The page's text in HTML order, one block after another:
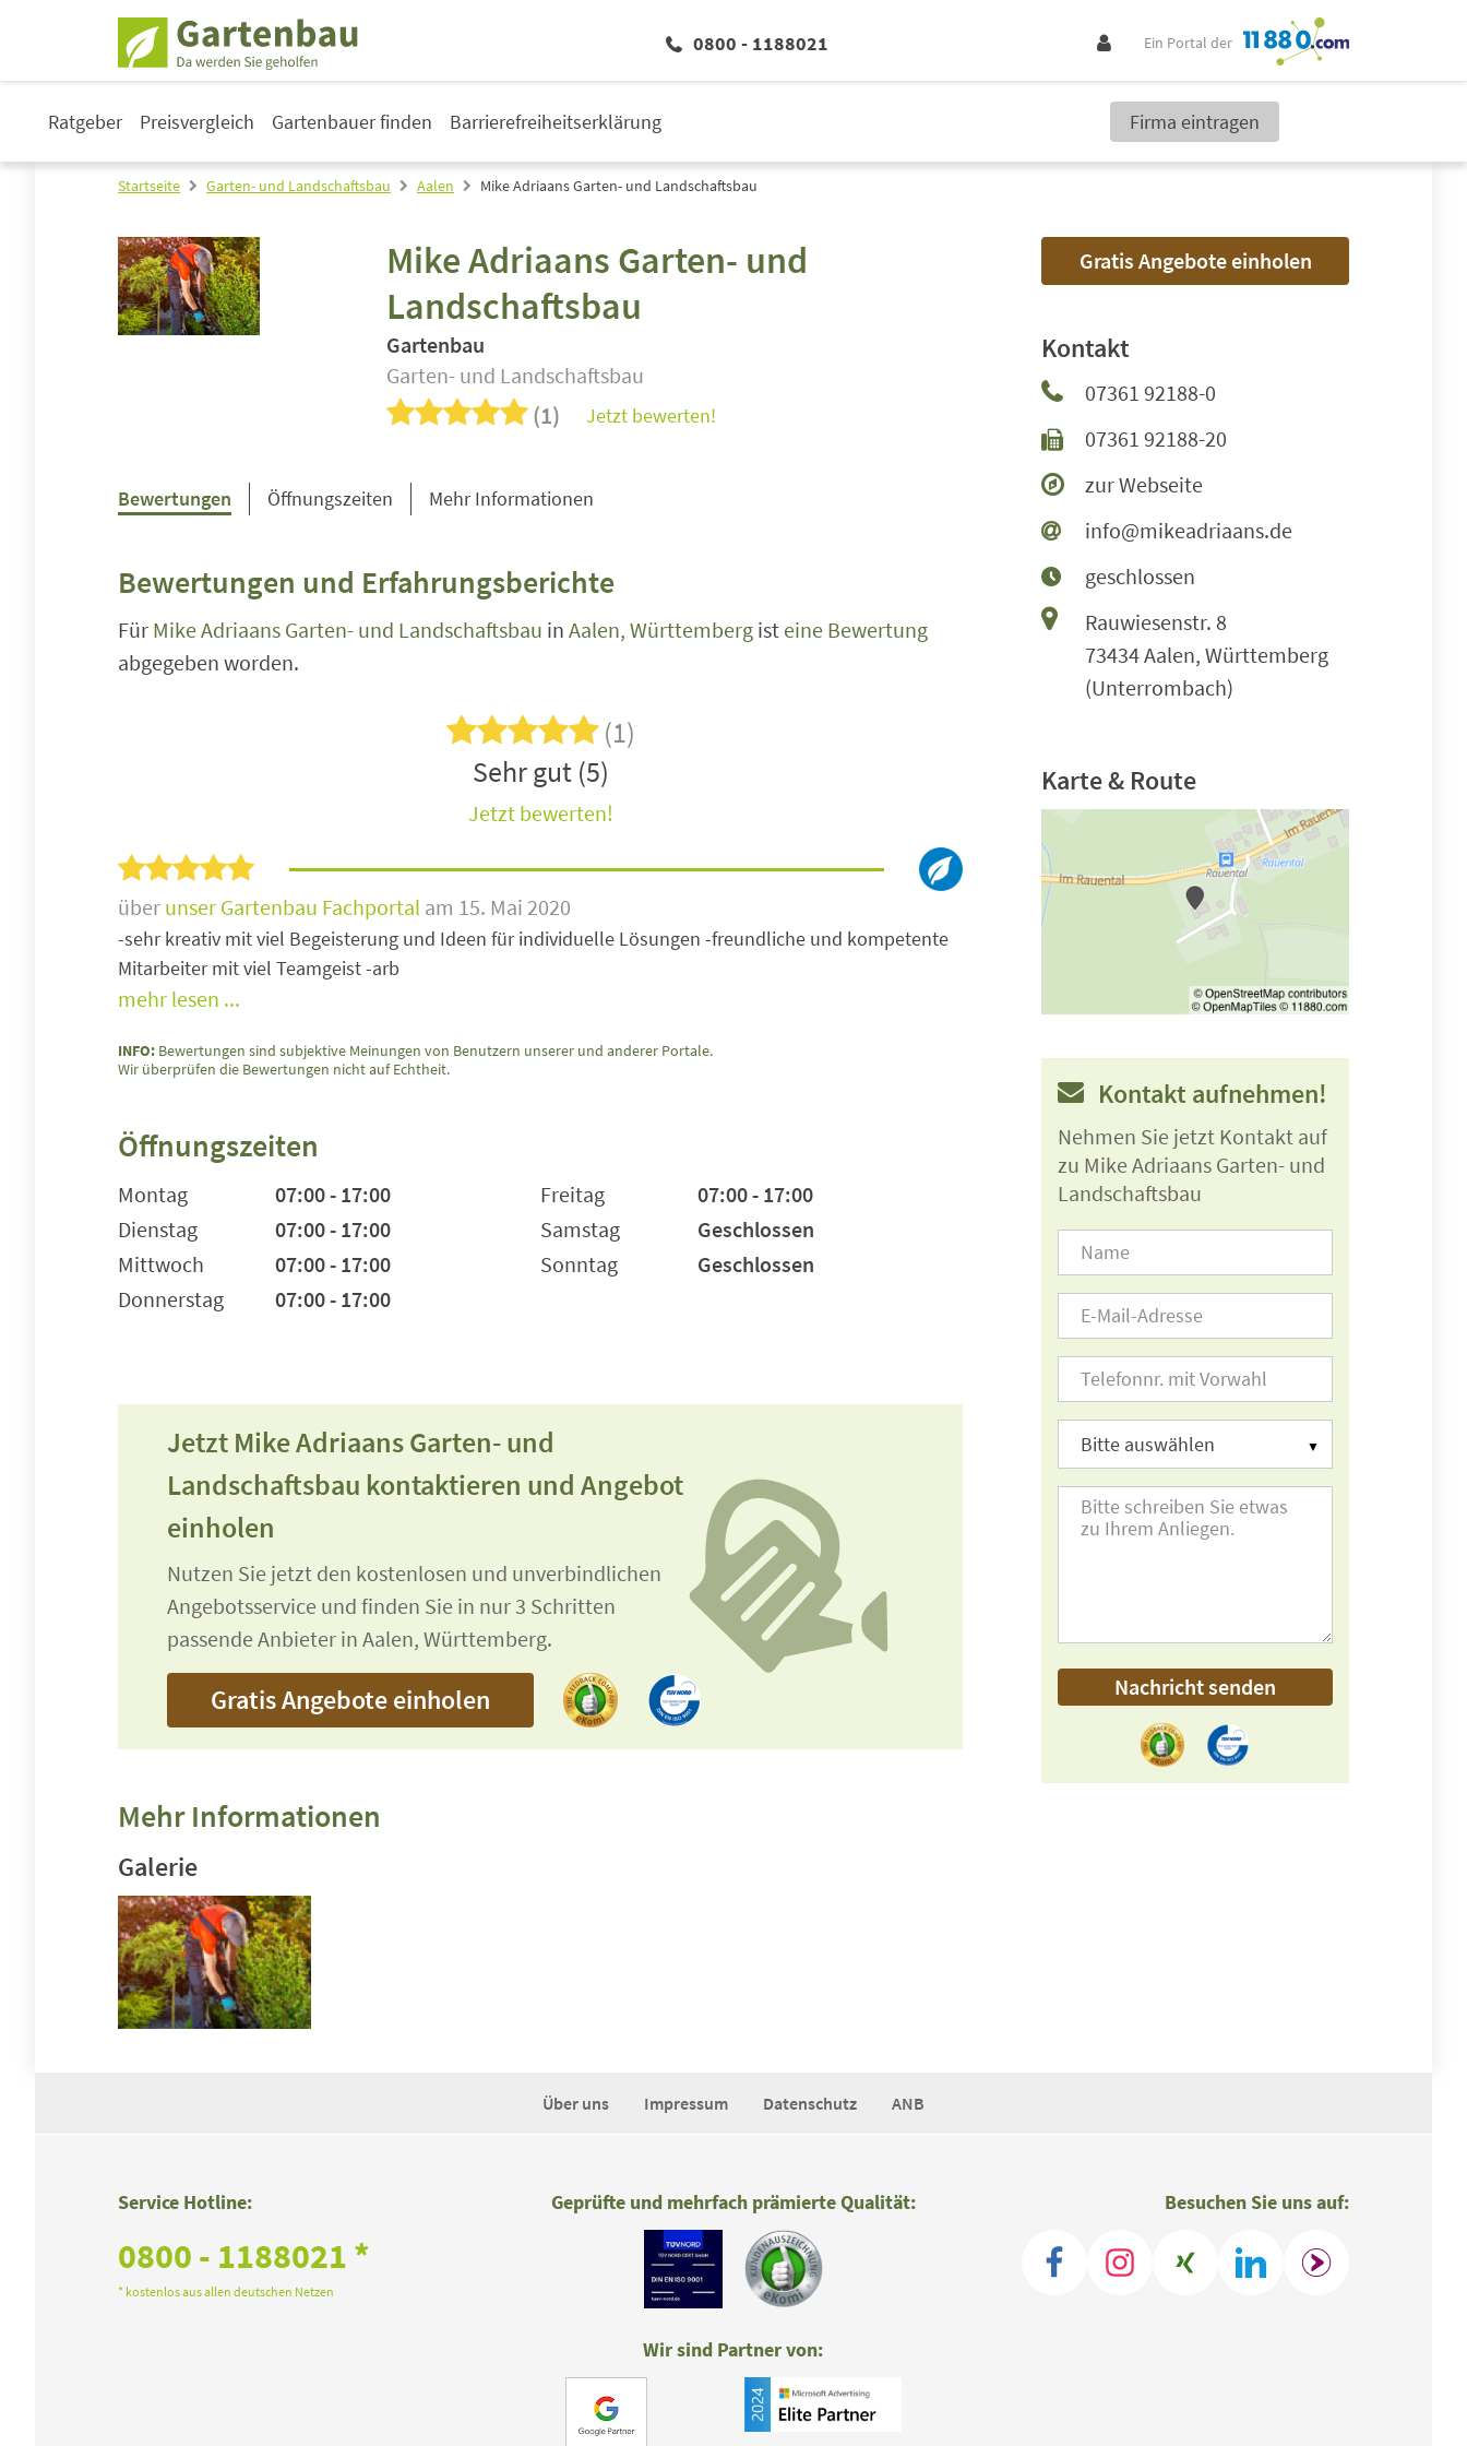
0800 - 1188021 Ein Portal der
Ratgeber Preisvergleich Gartenbauer finden Barrierefreiheitserklärung Firma eintragen
Startseite Garten- und Landschaftsbau Aalen Mike Adriaans Garten- und Landschaftsbau
Mike Adriaans Garten- und
Landschaftsbau
Gartenbau
Garten- und Landschaftsbau
(1) Jetzt bewerten!
Bewertungen Öffnungszeiten Mehr Informationen
Bewertungen und Erfahrungsberichte
Für Mike Adriaans Garten- und Landschaftsbau in Aalen, Württemberg ist eine Bewertung
abgegeben worden.
(1)
Sehr gut (5)
Jetzt bewerten!
über unser Gartenbau Fachportal am 15. Mai 2020
-sehr kreativ mit viel Begeisterung und Ideen für individuelle Lösungen -freundliche und kompetente
Mitarbeiter mit viel Teamgeist -arb
mehr lesen ...
INFO: Bewertungen sind subjektive Meinungen von Benutzern unserer und anderer Portale.
Wir überprüfen die Bewertungen nicht auf Echtheit.
Öffnungszeiten
Montag
07:00 - 17:00
Dienstag
07:00 - 17:00
Mittwoch
07:00 - 17:00
Donnerstag
07:00 - 17:00
Freitag
07:00 - 17:00
Samstag
Geschlossen
Sonntag
Geschlossen
Jetzt Mike Adriaans Garten- und
Landschaftsbau kontaktieren und Angebot
einholen
Nutzen Sie jetzt den kostenlosen und unverbindlichen
Angebotsservice und finden Sie in nur 3 Schritten
passende Anbieter in Aalen, Württemberg.
Gratis Angebote einholen
Mehr Informationen
Galerie
Gratis Angebote einholen
Kontakt
07361 92188-0
07361 92188-20
zur Webseite
info@mikeadriaans.de
geschlossen
Rauwiesenstr. 8
73434 Aalen, Württemberg
(Unterrombach)
Karte & Route
Kontakt aufnehmen!
Nehmen Sie jetzt Kontakt auf
zu Mike Adriaans Garten- und
Landschaftsbau
Nachricht senden
Über uns Impressum Datenschutz ANB
Service Hotline:
0800 - 1188021 *
* kostenlos aus allen deutschen Netzen
Besuchen Sie uns auf:
Geprüfte und mehrfach prämierte Qualität:
Wir sind Partner von: